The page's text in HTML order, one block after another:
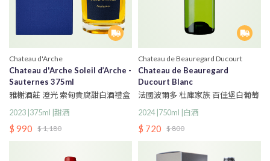
Chateau d'Arche
Chateau d'Arche Soleil d’Arche -
Sauternes 375ml
雅榭酒莊 澄光 索甸貴腐甜白酒禮盒
375ml
2023 |375ml |甜酒
$ 990 $ 1,180
Chateau de Beauregard Ducourt
Chateau de Beauregard
Ducourt Blanc
法國波爾多 杜庫家族 百佳堡白葡萄
2024 |750ml |白酒
$ 720 $ 800